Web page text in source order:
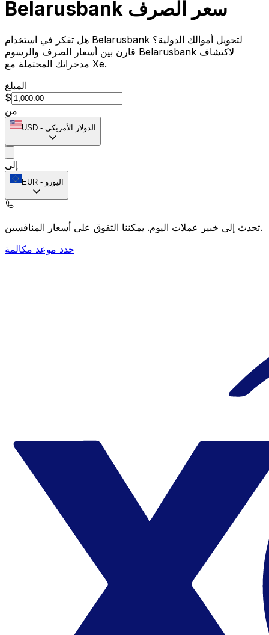
Belarusbank سعر الصرف
هل تفكر في استخدام Belarusbank لتحويل أموالك الدولية؟
قارن بين أسعار الصرف والرسوم Belarusbank لاكتشاف
مدخراتك المحتملة مع Xe.
المبلغ
$
من
USD - الدولار الأمريكي
إلى
EUR - اليورو
تحدث إلى خبير عملات اليوم.يمكننا التفوق على أسعار المنافسين.
حدد موعد مكالمة